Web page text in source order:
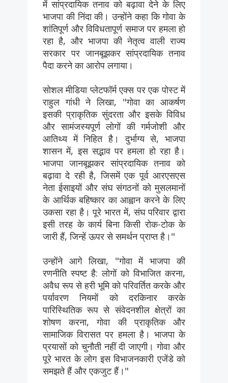
में सांप्रदायिक तनाव को बढ़ावा देने के लिए
भाजपा की निंदा की। उन्होंने कहा कि गोवा के
शांतिपूर्ण और विविधतापूर्ण समाज पर हमला हो
रहा है, और भाजपा की नेतृत्व वाली राज्य
सरकार पर जानबूझकर सांप्रदायिक तनाव
पैदा करने का आरोप लगाया।
सोशल मीडिया प्लेटफॉर्म एक्स पर एक पोस्ट में
राहुल गांधी ने लिखा, "गोवा का आकर्षण
इसकी प्राकृतिक सुंदरता और इसके विविध
और सामंजस्यपूर्ण लोगों की गर्मजोशी और
आतिथ्य में निहित है। दुर्भाग्य से, भाजपा
शासन में, इस सद्भाव पर हमला हो रहा है।
भाजपा जानबूझकर सांप्रदायिक तनाव को
बढ़ावा दे रही है, जिसमें एक पूर्व आरएसएस
नेता ईसाइयों और संघ संगठनों को मुसलमानों
के आर्थिक बहिष्कार का आह्वान करने के लिए
उकसा रहा है। पूरे भारत में, संघ परिवार द्वारा
इसी तरह के कार्य बिना किसी रोक-टोक के
जारी हैं, जिन्हें ऊपर से समर्थन प्राप्त है।"
उन्होंने आगे लिखा, "गोवा में भाजपा की
रणनीति स्पष्ट है: लोगों को विभाजित करना,
अवैध रूप से हरी भूमि को परिवर्तित करके और
पर्यावरण नियमों को दरकिनार करके
पारिस्थितिक रूप से संवेदनशील क्षेत्रों का
शोषण करना, गोवा की प्राकृतिक और
सामाजिक विरासत पर हमला है। भाजपा के
प्रयासों को चुनौती नहीं दी जाएगी। गोवा और
पूरे भारत के लोग इस विभाजनकारी एजेंडे को
समझते हैं और एकजुट हैं।"